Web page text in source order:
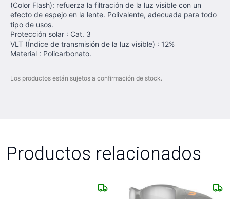
(Color Flash): refuerza la filtración de la luz visible con un
efecto de espejo en la lente. Polivalente, adecuada para todo
tipo de usos.
Protección solar : Cat. 3
VLT (Índice de transmisión de la luz visible) : 12%
Material : Policarbonato.
Los productos están sujetos a confirmación de stock.
Productos relacionados